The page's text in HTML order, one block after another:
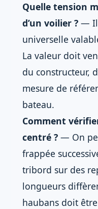
Quelle tension
d’un voilier ? — Il
universelle
La valeur doit
du constructeur,
mesure de
bateau.
Comment
centré ? — On
frappée
tribord sur des
longueurs
haubans doit